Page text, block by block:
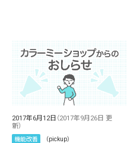
2017年6月12日 （2017年9月26日 更
新）
機能改善 （pickup）